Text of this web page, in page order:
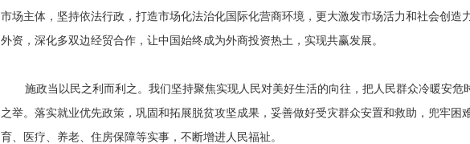
市场主体，坚持依法行政，打造市场化法治化国际化营商环境，更大激发市场活力和社会创造
外资，深化多双边经贸合作，让中国始终成为外商投资热土，实现共赢发展。
施政当以民之利而利之。我们坚持聚焦实现人民对美好生活的向往，把人民群众冷暖安危
之举。落实就业优先政策，巩固和拓展脱贫攻坚成果，妥善做好受灾群众安置和救助，兜牢困
育、医疗、养老、住房保障等实事，不断增进人民福祉。